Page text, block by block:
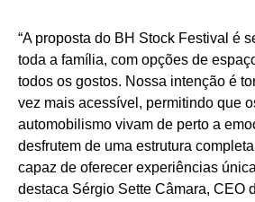
“A proposta do BH Stock Festival é
toda a família, com opções de
todos os gostos. Nossa intenção é
vez mais acessível, permitindo que
automobilismo vivam de perto a
desfrutem de uma estrutura
capaz de oferecer experiências
destaca Sérgio Sette Câmara, CEO